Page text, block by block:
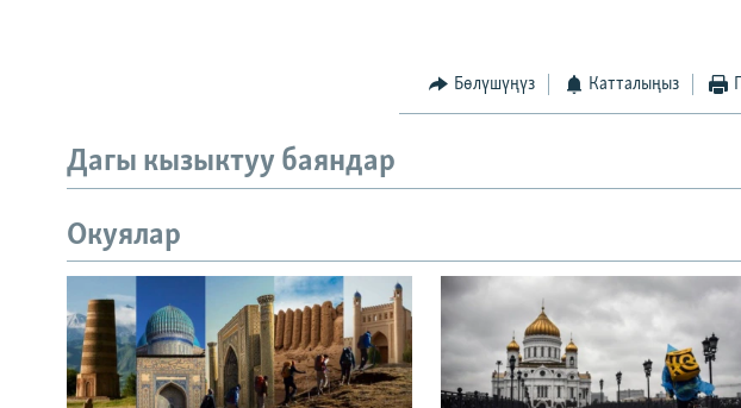
Бөлүшүңүз Катталыңыз
Дагы кызыктуу баяндар
Окуялар